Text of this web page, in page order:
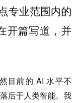
专业范围内的
开篇写道，并
目前的 AI 水平不
后于人类智能。我